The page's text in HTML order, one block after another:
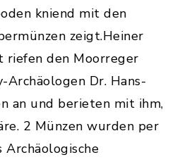
kniend mit den
zeigt.Heiner
riefen den Moorreger
Dr. Hans-
an und berieten mit ihm,
2 Münzen wurden per
Archäologische